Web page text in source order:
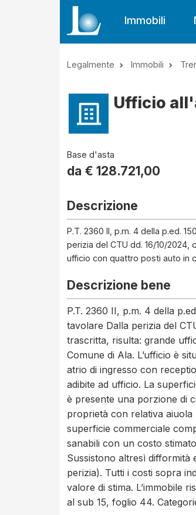
Immobili
Legalmente Immobili
Ufficio
Base d'asta
da € 128.721,00
Descrizione
P.T. 2360 II, p.m. 4 della p.ed.
perizia del CTU dd. 16/10/
ufficio con quattro posti auto in
Descrizione bene
P.T. 2360 II, p.m. 4 della
tavolare Dalla perizia del
trascritta, risulta: grande
Comune di Ala. L’ufficio è
atrio di ingresso con
adibite ad ufficio. La
è presente una porzione di
proprietà con relativa aiuola
superficie commerciale
sanabili con un costo
Sussistono altresì difformità
perizia). Tutti i costi sopra
valore di stima. L’immobile
al sub 15, foglio 44.